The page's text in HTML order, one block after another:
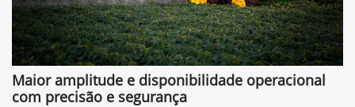
Maior amplitude e disponibilidade operacional
com precisão e segurança